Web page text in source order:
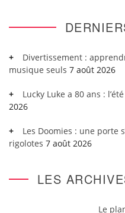
Divertissement :
musique seuls 7 août 2026
Lucky Luke a 80 ans :
2026
Les Doomies : une porte
rigolotes 7 août 2026
LES
Le